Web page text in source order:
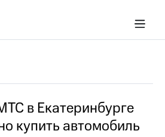
в Екатеринбурге
купить автомобиль